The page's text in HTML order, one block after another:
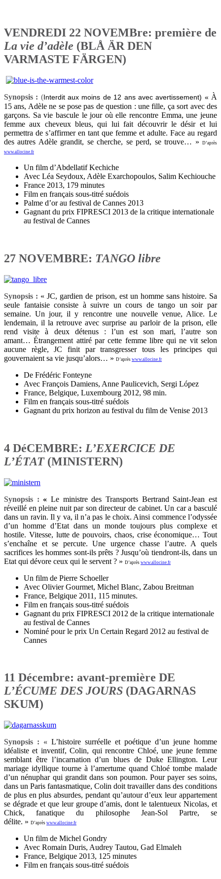
VENDREDI 22 NOVEMBre: première de
La vie d’adèle (BLÅ ÄR DEN
VARMASTE FÄRGEN)
Synopsis : (Interdit aux moins de 12 ans avec avertissement) « À
15 ans, Adèle ne se pose pas de question : une fille, ça sort avec des
garçons. Sa vie bascule le jour où elle rencontre Emma, une jeune
femme aux cheveux bleus, qui lui fait découvrir le désir et lui
permettra de s’affirmer en tant que femme et adulte. Face au regard
des autres Adèle grandit, se cherche, se perd, se trouve… »
D’après
www.allocine.fr
Un film d’Abdellatif Kechiche
Avec Léa Seydoux, Adèle Exarchopoulos, Salim Kechiouche
France 2013, 179 minutes
Film en français sous-titré suédois
Palme d’or au festival de Cannes 2013
Gagnant du prix FIPRESCI 2013 de la critique internationale
au festival de Cannes
27 NOVEMBRE: TANGO libre
Synopsis : « JC, gardien de prison, est un homme sans histoire. Sa
seule fantaisie consiste à suivre un cours de tango un soir par
semaine. Un jour, il y rencontre une nouvelle venue, Alice. Le
lendemain, il la retrouve avec surprise au parloir de la prison, elle
rend visite à deux détenus : l’un est son mari, l’autre son
amant… Étrangement attiré par cette femme libre qui ne vit selon
aucune règle, JC finit par transgresser tous les principes qui
gouvernaient sa vie jusqu’alors… » D’après www.allocine.fr
De Frédéric Fonteyne
Avec François Damiens, Anne Paulicevich, Sergi López
France, Belgique, Luxembourg 2012, 98 min.
Film en français sous-titré suédois
Gagnant du prix horizon au festival du film de Venise 2013
4 DéCEMBRE: L’EXERCICE DE
L’ÉTAT(MINISTERN)
Synopsis : «Le ministre des Transports Bertrand Saint-Jean est
réveillé en pleine nuit par son directeur de cabinet. Un car a basculé
dans un ravin. Il y va, il n’a pas le choix. Ainsi commence l’odyssée
d’un homme d’Etat dans un monde toujours plus complexe et
hostile. Vitesse, lutte de pouvoirs, chaos, crise économique… Tout
s’enchaîne et se percute. Une urgence chasse l’autre. A quels
sacrifices les hommes sont-ils prêts ? Jusqu’où tiendront-ils, dans un
Etat qui dévore ceux qui le servent ? » D’après www.allocine.fr
Un film de Pierre Schoeller
Avec Olivier Gourmet, Michel Blanc, Zabou Breitman
France, Belgique 2011, 115 minutes.
Film en français sous-titré suédois
Gagnant du prix FIPRESCI 2012 de la critique internationale
au festival de Cannes
Nominé pour le prix Un Certain Regard 2012 au festival de
Cannes
11 Décembre: avant-première DE
L’ÉCUME DES JOURS (DAGARNAS
SKUM)
Synopsis : « L’histoire surréelle et poétique d’un jeune homme
idéaliste et inventif, Colin, qui rencontre Chloé, une jeune femme
semblant être l’incarnation d’un blues de Duke Ellington. Leur
mariage idyllique tourne à l’amertume quand Chloé tombe malade
d’un nénuphar qui grandit dans son poumon. Pour payer ses soins,
dans un Paris fantasmatique, Colin doit travailler dans des conditions
de plus en plus absurdes, pendant qu’autour d’eux leur appartement
se dégrade et que leur groupe d’amis, dont le talentueux Nicolas, et
Chick, fanatique du philosophe Jean-Sol Partre, se
délite. » D’après www.allocine.fr
Un film de Michel Gondry
Avec Romain Duris, Audrey Tautou, Gad Elmaleh
France, Belgique 2013, 125 minutes
Film en français sous-titré suédois